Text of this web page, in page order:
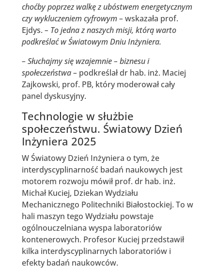
choćby poprzez walkę z ubóstwem energetycznym
czy wykluczeniem cyfrowym – wskazała prof.
Ejdys. – To jedna z naszych misji, którą warto
podkreślać w Światowym Dniu Inżyniera.
– Słuchajmy się wzajemnie – biznesu i
społeczeństwa – podkreślał dr hab. inż. Maciej
Zajkowski, prof. PB, który moderował cały
panel dyskusyjny.
Technologie w służbie
społeczeństwu. Światowy Dzień
Inżyniera 2025
W Światowy Dzień Inżyniera o tym, że
interdyscyplinarność badań naukowych jest
motorem rozwoju mówił prof. dr hab. inż.
Michał Kuciej, Dziekan Wydziału
Mechanicznego Politechniki Białostockiej. To w
hali maszyn tego Wydziału powstaje
ogólnouczelniana wyspa laboratoriów
kontenerowych. Profesor Kuciej przedstawił
kilka interdyscyplinarnych laboratoriów i
efekty badań naukowców.